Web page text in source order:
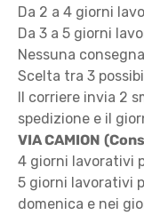
Da 2 a 4 giorni
Da 3 a 5 giorni
Nessuna
Scelta tra 3
Il corriere invia 2
spedizione e il
VIA CAMION
4 giorni lavorativi
5 giorni lavorativi
domenica e nei